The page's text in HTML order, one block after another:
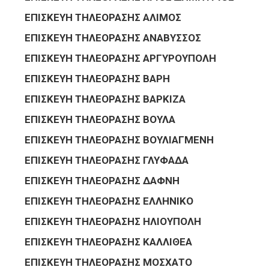
ΕΠΙΣΚΕΥΗ ΤΗΛΕΟΡΑΣΗΣ ΑΛΙΜΟΣ
ΕΠΙΣΚΕΥΗ ΤΗΛΕΟΡΑΣΗΣ ΑΝΑΒΥΣΣΟΣ
ΕΠΙΣΚΕΥΗ ΤΗΛΕΟΡΑΣΗΣ ΑΡΓΥΡΟΥΠΟΛΗ
ΕΠΙΣΚΕΥΗ ΤΗΛΕΟΡΑΣΗΣ ΒΑΡΗ
ΕΠΙΣΚΕΥΗ ΤΗΛΕΟΡΑΣΗΣ ΒΑΡΚΙΖΑ
ΕΠΙΣΚΕΥΗ ΤΗΛΕΟΡΑΣΗΣ ΒΟΥΛΑ
ΕΠΙΣΚΕΥΗ ΤΗΛΕΟΡΑΣΗΣ ΒΟΥΛΙΑΓΜΕΝΗ
ΕΠΙΣΚΕΥΗ ΤΗΛΕΟΡΑΣΗΣ ΓΛΥΦΑΔΑ
ΕΠΙΣΚΕΥΗ ΤΗΛΕΟΡΑΣΗΣ ΔΑΦΝΗ
ΕΠΙΣΚΕΥΗ ΤΗΛΕΟΡΑΣΗΣ ΕΛΛΗΝΙΚΟ
ΕΠΙΣΚΕΥΗ ΤΗΛΕΟΡΑΣΗΣ ΗΛΙΟΥΠΟΛΗ
ΕΠΙΣΚΕΥΗ ΤΗΛΕΟΡΑΣΗΣ ΚΑΛΛΙΘΕΑ
ΕΠΙΣΚΕΥΗ ΤΗΛΕΟΡΑΣΗΣ ΜΟΣΧΑΤΟ